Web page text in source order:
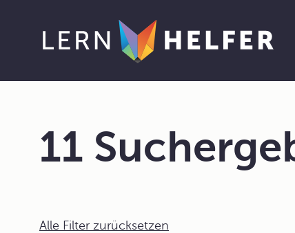
11
Alle Filter zurücksetzen